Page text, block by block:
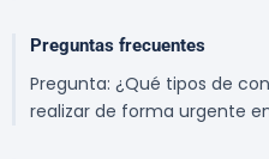
Preguntas frecuentes
Pregunta: ¿Qué tipos de
realizar de forma urgente